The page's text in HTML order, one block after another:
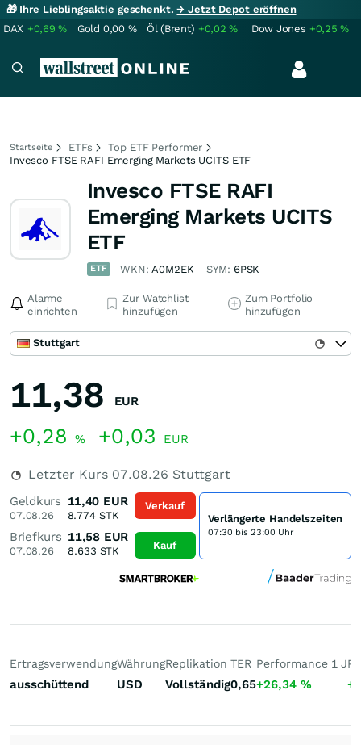
🎁 Ihre Lieblingsaktie geschenkt.→ Jetzt Depot eröffnen
DAX +0,69% Gold 0,00 % Öl (Brent) +0,02% Dow Jones +0,25%
Startseite ETFs
Top ETF Performer
Invesco FTSE RAFI Emerging Markets UCITS ETF
Invesco FTSE RAFI
Emerging Markets UCITS
ETF
ETF WKN:A0M2EK SYM: 6PSK
Alarme
einrichten
Zur Watchlist
hinzufügen
Zum Portfolio
hinzufügen
Stuttgart
11,38 EUR
+0,28 % +0,03 EUR
Letzter Kurs 07.08.26 Stuttgart
Geldkurs
07.08.26
11,40 EUR
8.774STK
Briefkurs
07.08.26
11,58 EUR
8.633 STK
Verkauf
Kauf
Verlängerte Handelszeiten
07:30 bis 23:00 Uhr
Ertragsverwendung
ausschüttend
Währung
USD
Replikation
Vollständig
TER
0,65
Performance 1 J
+26,34 %